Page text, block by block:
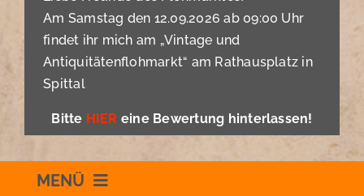
Am Samstag den 12.09.2026 ab 09:00 Uhr
findet ihr mich am „Vintage und
Antiquitätenflohmarkt“ am Rathausplatz in
Spittal
Bitte HIER eine Bewertung hinterlassen!
MENÜ